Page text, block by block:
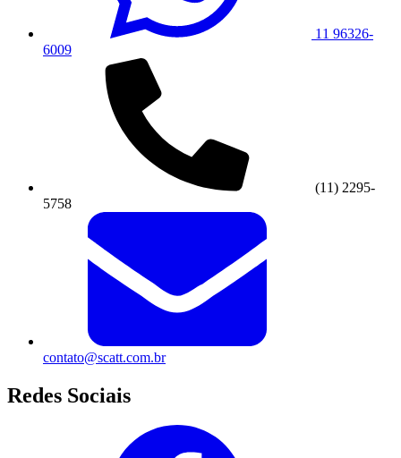
11 96326-
6009
(11) 2295-
5758
contato@scatt.com.br
Redes Sociais